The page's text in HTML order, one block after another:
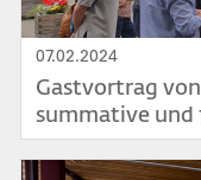
07.02.2024
Gastvortrag
summative und
15.2.2024
Bild